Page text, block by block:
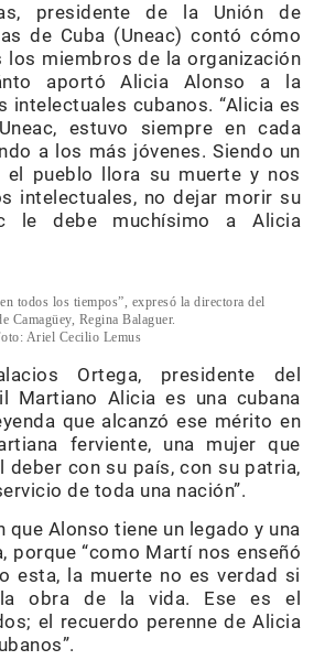
presidente de la Unión de
de Cuba (Uneac) contó cómo
miembros de la organización
aportó Alicia Alonso a la
intelectuales cubanos. “Alicia es
estuvo siempre en cada
a los más jóvenes. Siendo un
el pueblo llora su muerte y nos
intelectuales, no dejar morir su
le debe muchísimo a Alicia
todos los tiempos”, expresó la directora del
Camagüey, Regina Balaguer.
Ariel Cecilio Lemus
Ortega, presidente del
Martiano Alicia es una cubana
que alcanzó ese mérito en
ferviente, una mujer que
deber con su país, con su patria,
de toda una nación”.
Alonso tiene un legado y una
porque “como Martí nos enseñó
esta, la muerte no es verdad si
obra de la vida. Ese es el
el recuerdo perenne de Alicia